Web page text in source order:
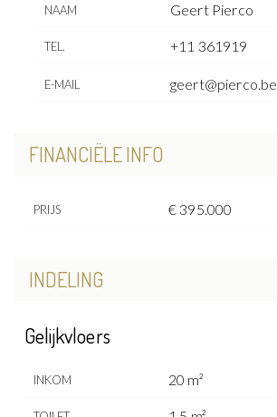
NAAM Geert Pierco
TEL. +11 361919
E-MAIL geert@pierco.be
FINANCIËLE INFO
PRIJS € 395.000
INDELING
Gelijkvloers
INKOM 20 m²